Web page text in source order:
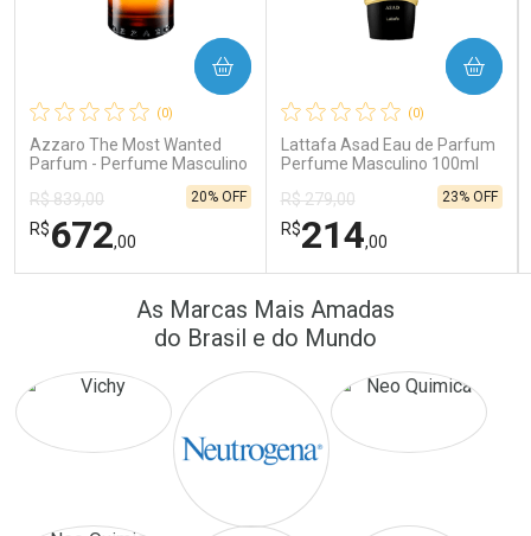
Comprar sem Desconto
Por R$ 389,90/cada
Comprar sem Desconto
Por R$ 389,90/cada
Comprar sem Desconto
Por R$ 41,57/cada
Comprar sem Desconto
Por R$ 41,57/cada
(0)
Azzaro The Most Wanted
Parfum - Perfume Masculino
R$ 839,00
R$672,00
20% OFF
COMPRAR
FECHAR
FECHAR
Por Menos
(0)
Lattafa Asad Eau de Parfum
Perfume Masculino 100ml
R$ 279,00
R$214,00
23% OFF
COMPRAR
Laboratório
Por Menos
As Marcas Mais Amadas
do Brasil e do Mundo